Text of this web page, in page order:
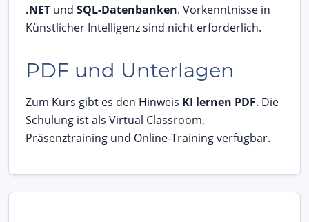
.NET und SQL-Datenbanken. Vorkenntnisse in
Künstlicher Intelligenz sind nicht erforderlich.
PDF und Unterlagen
Zum Kurs gibt es den Hinweis KI lernen PDF. Die
Schulung ist als Virtual Classroom,
Präsenztraining und Online-Training verfügbar.